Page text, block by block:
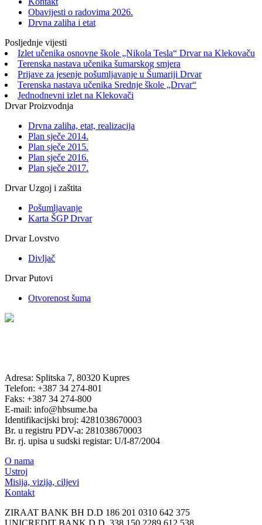
Obavijesti o radovima 2026.
Drvna zaliha i etat
Posljednje vijesti
Izlet učenika osnovne škole „Nikola Tesla“ Drvar na Klekovaču
Terenska nastava učenika šumarskog smjera
Prijave za jesenje pošumljavanje u Šumariji Drvar
Terenska nastava učenika Srednje škole „Drvar“
Jednodnevni izlet na Klekovači
Drvar Proizvodnja
Drvna zaliha, etat, realizacija
Plan sječe 2014.
Plan sječe 2015.
Plan sječe 2016.
Plan sječe 2017.
Drvar Uzgoj i zaštita
Pošumljavanje
Karta ŠGP Drvar
Drvar Lovstvo
Divljač
Drvar Putovi
Otvorenost šuma
Adresa: Splitska 7, 80320 Kupres
Telefon: +387 34 274-801
Faks: +387 34 274-800
E-mail: info@hbsume.ba
Identifikacijski broj: 4281038670003
Br. u registru PDV-a: 281038670003
Br. rj. upisa u sudski registar: U/I-87/2004
O nama
Ustroj
Misija, vizija, ciljevi
Kontakt
ZIRAAT BANK BH D.D 186 201 0310 642 375
UNICREDIT BANK D.D. 338 150 2289 612 538